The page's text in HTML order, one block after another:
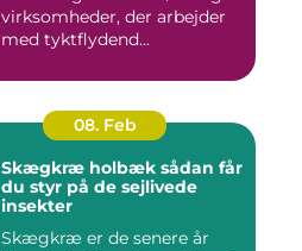
virksomheder, der arbejder
med tyktflydend...
08. Feb
Skægkræ holbæk sådan får
du styr på de sejlivede
insekter
Skægkræ er de senere år